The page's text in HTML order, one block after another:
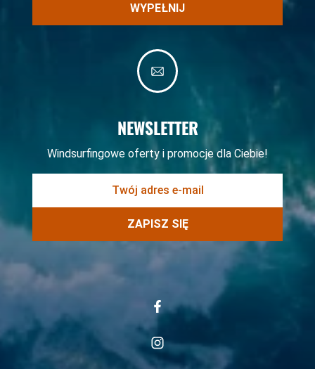
WYPEŁNIJ
NEWSLETTER
Windsurfingowe oferty i promocje dla Ciebie!
ZAPISZ SIĘ